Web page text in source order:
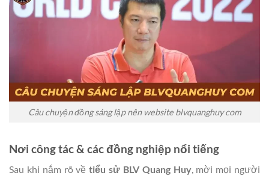
Câu chuyện đồng sáng lập nên website blvquanghuy com
Nơi công tác & các đồng nghiệp nổi tiếng
Sau khi nắm rõ vềtiểu sử BLV Quang Huy, mời mọi người